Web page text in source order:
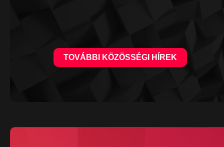
TOVÁBBI KÖZÖSSÉGI HÍREK